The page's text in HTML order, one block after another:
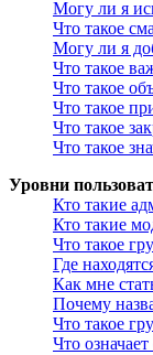
Могу ли я
Что такое
Могу ли я
Что такое
Что такое
Что такое
Что такое
Что такое
Уровни
Кто такие
Кто такие
Что такое
Где
Как мне
Почему
Что такое
Что